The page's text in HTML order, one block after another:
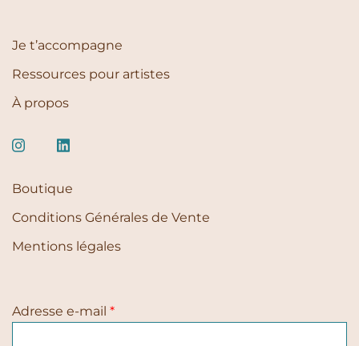
Je t’accompagne
Ressources pour artistes
À propos
Boutique
Conditions Générales de Vente
Mentions légales
Adresse e-mail *